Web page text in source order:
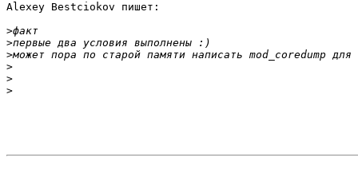
Alexey Bestciokov пишет:
>
>
>
>
>
>